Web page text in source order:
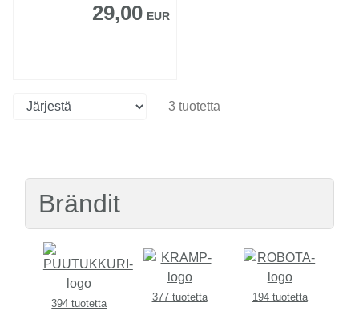
29,00 EUR
3 tuotetta
Brändit
394 tuotetta
377 tuotetta 194 tuotetta